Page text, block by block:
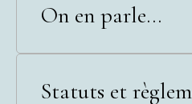
On en parle...
Statuts et